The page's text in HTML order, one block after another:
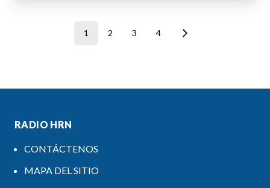
1 2 3 4
RADIO HRN
CONTÁCTENOS
MAPA DEL SITIO